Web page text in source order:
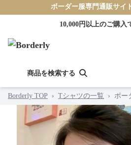
ボーダー服専門通販サイ
10,000円以上のご購入
商品を検索する
Borderly TOP › Tシャツの一覧 › ボー